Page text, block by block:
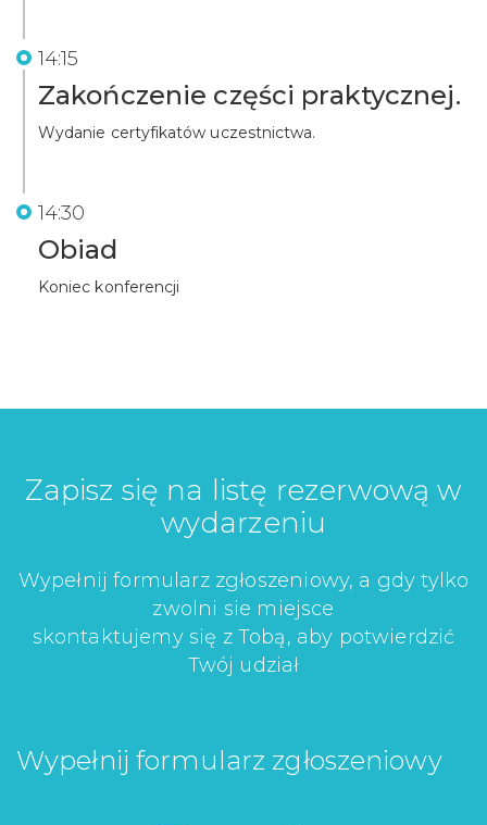
14:15
Zakończenie części praktycznej.
Wydanie certyfikatów uczestnictwa.
14:30
Obiad
Koniec konferencji
Zapisz się na listę rezerwową w
wydarzeniu
Wypełnij formularz zgłoszeniowy, a gdy tylko
zwolni sie miejsce
skontaktujemy się z Tobą, aby potwierdzić
Twój udział
Wypełnij formularz zgłoszeniowy